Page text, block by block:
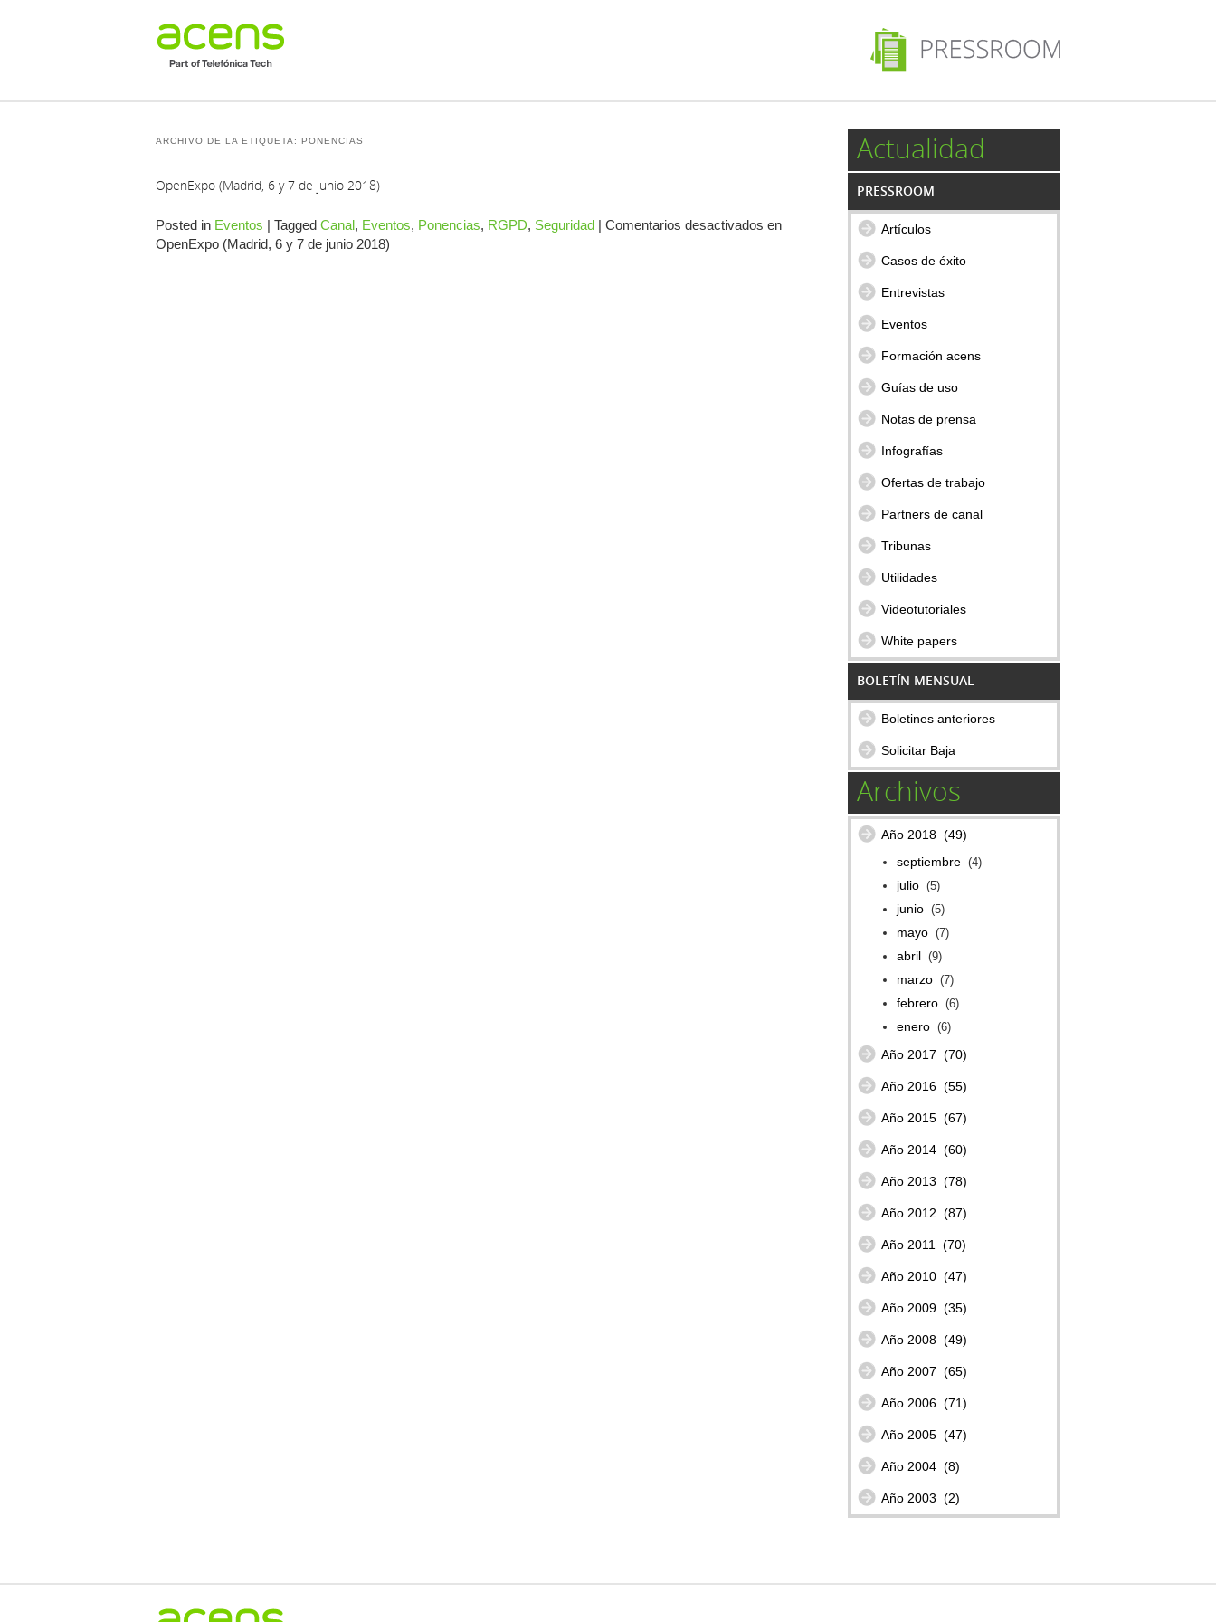
ARCHIVO DE LA ETIQUETA: PONENCIAS
OpenExpo (Madrid, 6 y 7 de junio 2018)
Posted in Eventos | Tagged Canal, Eventos, Ponencias, RGPD, Seguridad | Comentarios desactivados en
OpenExpo (Madrid, 6 y 7 de junio 2018)
Actualidad
PRESSROOM
Artículos
Casos de éxito
Entrevistas
Eventos
Formación acens
Guías de uso
Notas de prensa
Infografías
Ofertas de trabajo
Partners de canal
Tribunas
Utilidades
Videotutoriales
White papers
BOLETÍN MENSUAL
Boletines anteriores
Solicitar Baja
Archivos
Año 2018 (49)
septiembre (4)
julio (5)
junio (5)
mayo (7)
abril (9)
marzo (7)
febrero (6)
enero (6)
Año 2017 (70)
Año 2016 (55)
Año 2015 (67)
Año 2014 (60)
Año 2013 (78)
Año 2012 (87)
Año 2011 (70)
Año 2010 (47)
Año 2009 (35)
Año 2008 (49)
Año 2007 (65)
Año 2006 (71)
Año 2005 (47)
Año 2004 (8)
Año 2003 (2)